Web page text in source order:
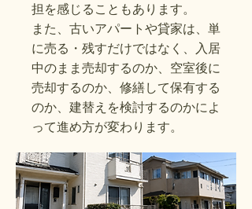
担を感じることもあります。
また、古いアパートや貸家は、単
に売る・残すだけではなく、入居
中のまま売却するのか、空室後に
売却するのか、修繕して保有する
のか、建替えを検討するのかによ
って進め方が変わります。